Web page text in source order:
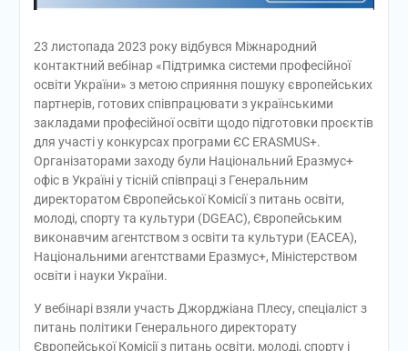
23 листопада 2023 року відбувся Міжнародний
контактний вебінар «Підтримка системи професійної
освіти України» з метою сприяння пошуку європейських
партнерів, готових співпрацювати з українськими
закладами професійної освіти щодо підготовки проєктів
для участі у конкурсах програми ЄС ERASMUS+.
Організаторами заходу були Національний Еразмус+
офіс в Україні у тісній співпраці з Генеральним
директоратом Європейської Комісії з питань освіти,
молоді, спорту та культури (DGEAC), Європейським
виконавчим агентством з освіти та культури (EACEA),
Національними агентствами Еразмус+, Міністерством
освіти і науки України.
У вебінарі взяли участь Джорджіана Плесу, спеціаліст з
питань політики Генерального директорату
Європейської Комісії з питань освіти, молоді, спорту і